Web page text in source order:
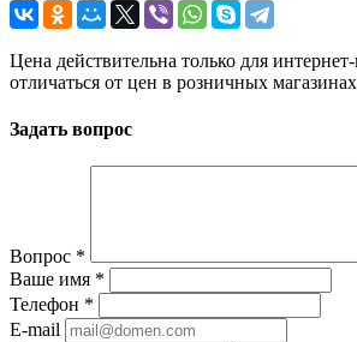
Цена действительна только для
отличаться от цен в розничных магазинах
Задать вопрос
Вопрос *
Ваше имя *
Телефон *
E-mail